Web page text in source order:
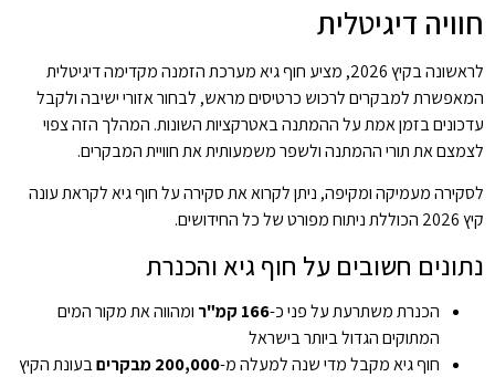
חוויה דיגיטלית
לראשונה בקיץ 2026, מציע חוף גיא מערכת הזמנה מקדימה דיגיטלית
המאפשרת למבקרים לרכוש כרטיסים מראש, לבחור אזורי ישיבה ולקבל
עדכונים בזמן אמת על ההמתנה באטרקציות השונות. המהלך הזה צפוי
לצמצם את תורי ההמתנה ולשפר משמעותית את חוויית המבקרים.
לסקירה מעמיקה ומקיפה, ניתן לקרוא אתסקירה על חוף גיא לקראת עונה
קיץ 2026
הכוללת ניתוח מפורט של כל החידושים.
נתונים חשובים על חוף גיא והכנרת
הכנרת משתרעת על פני כ-166 קמ"ר
ומהווה את מקור המים
המתוקים הגדול ביותר בישראל
חוף גיא מקבל מדי שנה למעלה מ-200,000 מבקרים
בעונת הקיץ